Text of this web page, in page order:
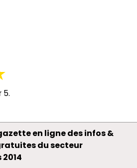
5.
en ligne des infos &
du secteur